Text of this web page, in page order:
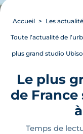
Accueil Les
Toute l’actualité de
plus grand studio
Le plus
de
Temps de